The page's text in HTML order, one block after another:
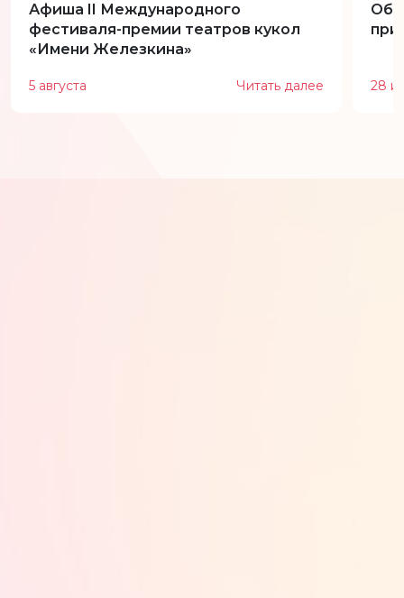
Афиша II Международного
фестиваля-премии театров кукол
«Имени Железкина»
5 августа Читать далее 28